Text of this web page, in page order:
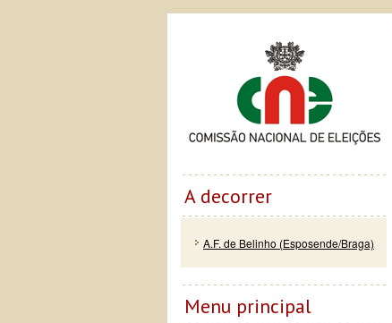
A decorrer
A.F. de Belinho (Esposende/Braga)
Menu principal